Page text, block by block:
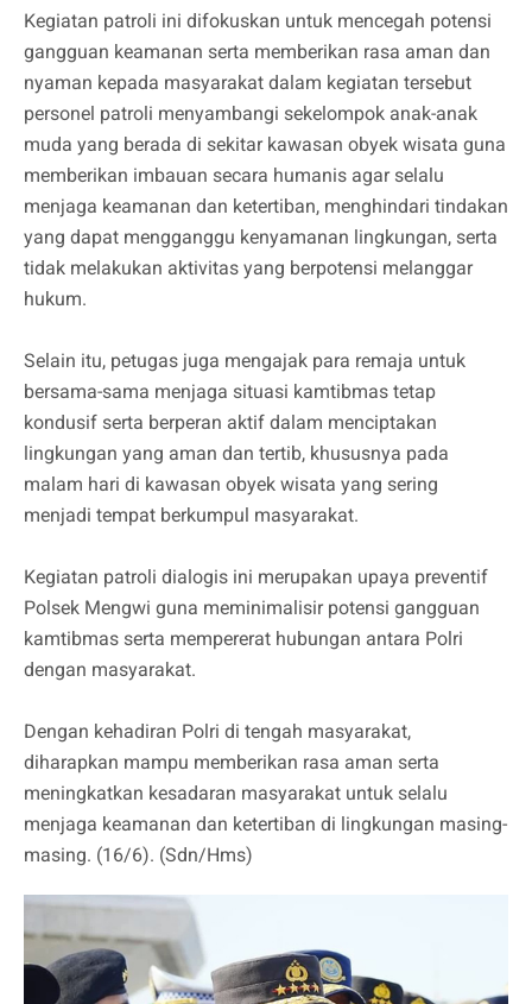
Kegiatan patroli ini difokuskan untuk mencegah potensi
gangguan keamanan serta memberikan rasa aman dan
nyaman kepada masyarakat dalam kegiatan tersebut
personel patroli menyambangi sekelompok anak-anak
muda yang berada di sekitar kawasan obyek wisata guna
memberikan imbauan secara humanis agar selalu
menjaga keamanan dan ketertiban, menghindari tindakan
yang dapat mengganggu kenyamanan lingkungan, serta
tidak melakukan aktivitas yang berpotensi melanggar
hukum.
Selain itu, petugas juga mengajak para remaja untuk
bersama-sama menjaga situasi kamtibmas tetap
kondusif serta berperan aktif dalam menciptakan
lingkungan yang aman dan tertib, khususnya pada
malam hari di kawasan obyek wisata yang sering
menjadi tempat berkumpul masyarakat.
Kegiatan patroli dialogis ini merupakan upaya preventif
Polsek Mengwi guna meminimalisir potensi gangguan
kamtibmas serta mempererat hubungan antara Polri
dengan masyarakat.
Dengan kehadiran Polri di tengah masyarakat,
diharapkan mampu memberikan rasa aman serta
meningkatkan kesadaran masyarakat untuk selalu
menjaga keamanan dan ketertiban di lingkungan masing-
masing. (16/6). (Sdn/Hms)